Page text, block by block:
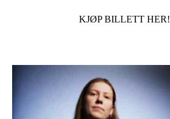
KJØP BILLETT HER!